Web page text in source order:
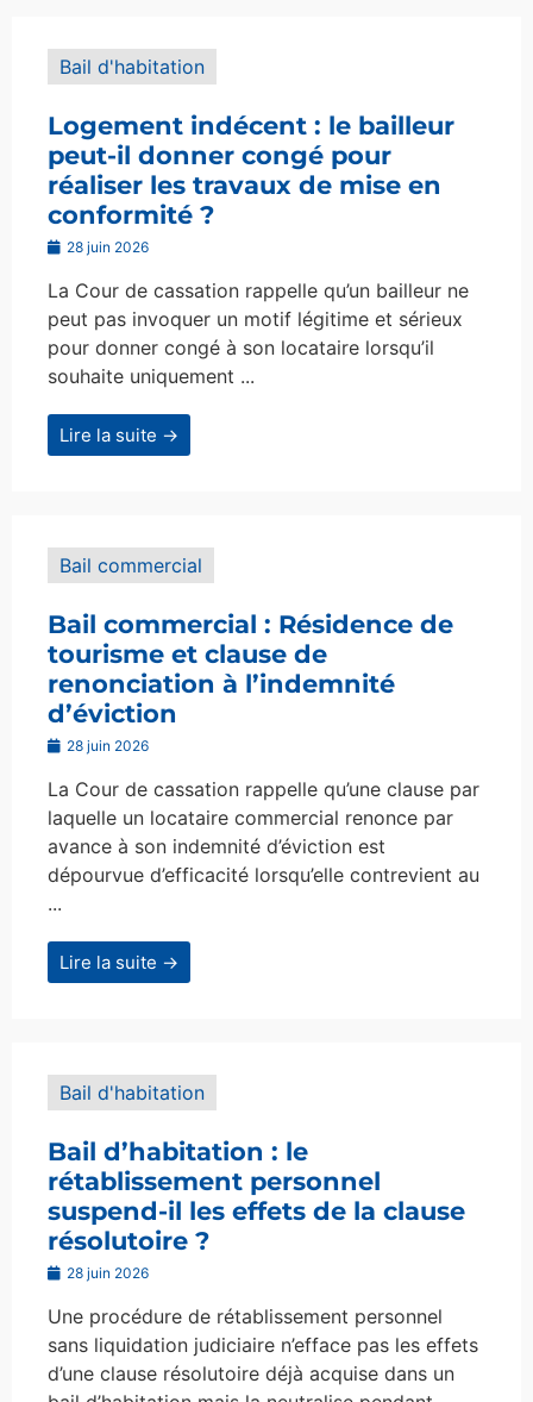
Bail d'habitation
Logement indécent : le bailleur
peut-il donner congé pour
réaliser les travaux de mise en
conformité ?
28 juin 2026
La Cour de cassation rappelle qu’un bailleur ne
peut pas invoquer un motif légitime et sérieux
pour donner congé à son locataire lorsqu’il
souhaite uniquement ...
Lire la suite →
Bail commercial
Bail commercial : Résidence de
tourisme et clause de
renonciation à l’indemnité
d’éviction
28 juin 2026
La Cour de cassation rappelle qu’une clause par
laquelle un locataire commercial renonce par
avance à son indemnité d’éviction est
dépourvue d’efficacité lorsqu’elle contrevient au
...
Lire la suite →
Bail d'habitation
Bail d’habitation : le
rétablissement personnel
suspend-il les effets de la clause
résolutoire ?
28 juin 2026
Une procédure de rétablissement personnel
sans liquidation judiciaire n’efface pas les effets
d’une clause résolutoire déjà acquise dans un